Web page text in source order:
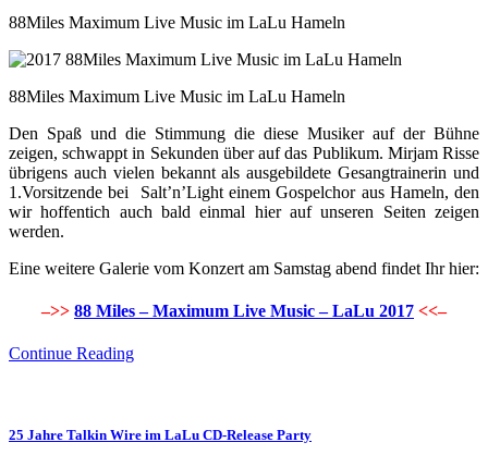
88Miles Maximum Live Music im LaLu Hameln
88Miles Maximum Live Music im LaLu Hameln
Den Spaß und die Stimmung die diese Musiker auf der Bühne
zeigen, schwappt in Sekunden über auf das Publikum. Mirjam Risse
übrigens auch vielen bekannt als ausgebildete Gesangtrainerin und
1.Vorsitzende bei Salt’n’Light einem Gospelchor aus Hameln, den
wir hoffentich auch bald einmal hier auf unseren Seiten zeigen
werden.
Eine weitere Galerie vom Konzert am Samstag abend findet Ihr hier:
–>> 88 Miles – Maximum Live Music – LaLu 2017 <<–
Continue Reading
25 Jahre Talkin Wire im LaLu CD-Release Party